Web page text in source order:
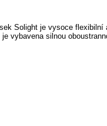
Solight je vysoce flexibilní
vybavena silnou